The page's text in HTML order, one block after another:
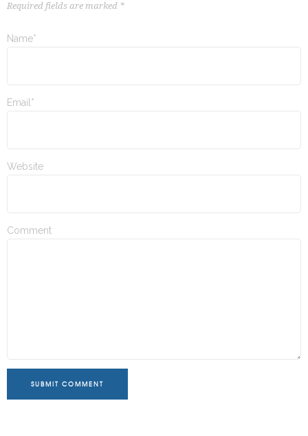
Required fields are marked *
Name*
Email*
Website
Comment
SUBMIT COMMENT